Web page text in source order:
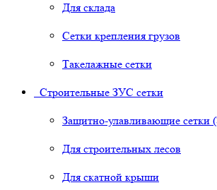
Для склада
Сетки крепления грузов
Такелажные сетки
Строительные ЗУС сетки
Защитно-улавливающие сетки
Для строительных лесов
Для скатной крыши